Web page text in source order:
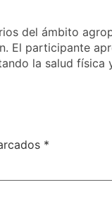
del ámbito
participante
la salud física
*